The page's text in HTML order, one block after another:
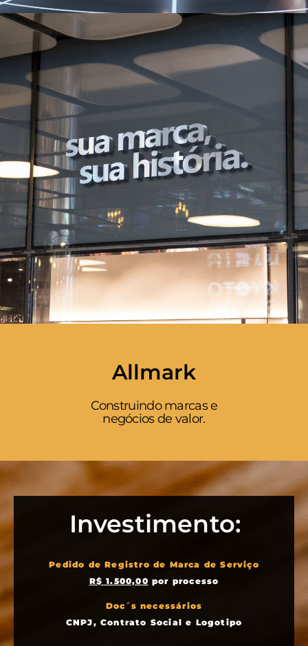
Allmark
Construindo marcas e
negócios de valor.
Investimento:
Pedido de Registro de Marca de Serviço
R$ 1.500,00 por processo
Doc´s necessários
CNPJ, Contrato Social e Logotipo